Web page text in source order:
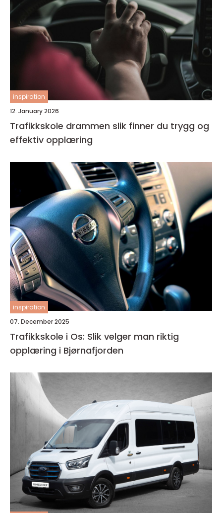
inspiration
12. January 2026
Trafikkskole drammen slik finner du trygg og
effektiv opplæring
inspiration
07. December 2025
Trafikkskole i Os: Slik velger man riktig
opplæring i Bjørnafjorden